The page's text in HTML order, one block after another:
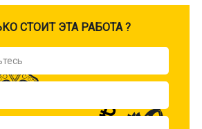
СТОИТ ЭТА РАБОТА ?